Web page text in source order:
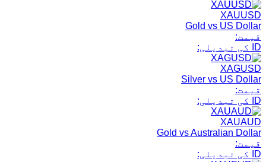
XAUUSD
Gold vs US Dollar
قیمت:
ID کی تبدیلی:
XAGUSD
Silver vs US Dollar
قیمت:
ID کی تبدیلی:
XAUAUD
Gold vs Australian Dollar
قیمت:
ID کی تبدیلی: